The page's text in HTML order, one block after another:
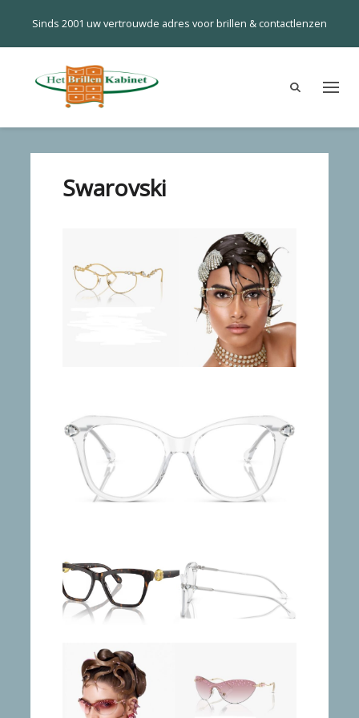
Sinds 2001 uw vertrouwde adres voor brillen & contactlenzen
Swarovski